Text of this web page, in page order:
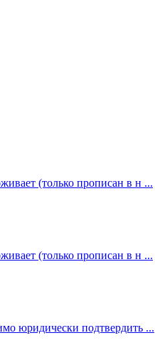
(только прописан в н ...
(только прописан в н ...
юридически подтвердить ...